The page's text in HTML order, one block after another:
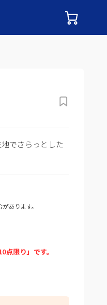
でさらっとした
あります。
点限り」です。